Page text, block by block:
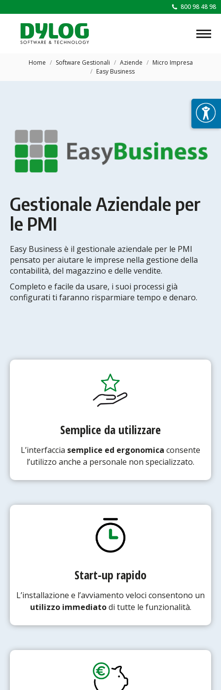
800 98 48 98
Tu sei qui:
Home Software Gestionali Aziende
Micro Impresa
Easy Business
Gestionale Aziendale per
le PMI
Easy Business è il gestionale aziendale per le PMI
pensato per aiutare le imprese nella gestione della
contabilità, del magazzino e delle vendite.
Completo e facile da usare, i suoi processi già
configurati ti faranno risparmiare tempo e denaro.
Semplice da utilizzare
L’interfaccia semplice ed ergonomica consente
l’utilizzo anche a personale non specializzato.
Start-up rapido
L’installazione e l’avviamento veloci consentono un
utilizzo immediatodi tutte le funzionalità.